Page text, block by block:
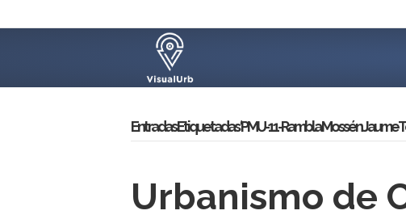
Entradas Etiquetadas ‘PMU-11-Rambla Mossén Jaume
Urbanismo de